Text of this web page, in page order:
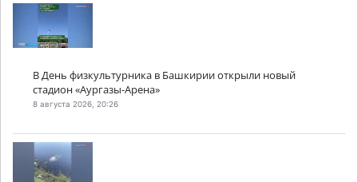
В День физкультурника в Башкирии открыли новый
стадион «Аургазы-Арена»
8 августа 2026, 20:26